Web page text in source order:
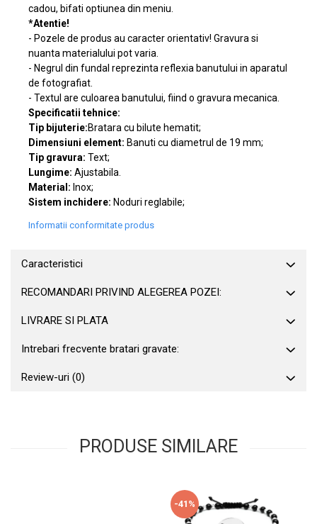
cadou, bifati optiunea din meniu.
*Atentie!
- Pozele de produs au caracter orientativ! Gravura si
nuanta materialului pot varia.
- Negrul din fundal reprezinta reflexia banutului in aparatul
de fotografiat.
- Textul are culoarea banutului, fiind o gravura mecanica.
Specificatii tehnice:
Tip bijuterie:Bratara cu bilute hematit;
Dimensiuni element: Banuti cu diametrul de 19 mm;
Tip gravura: Text;
Lungime: Ajustabila.
Material: Inox;
Sistem inchidere: Noduri reglabile;
Informatii conformitate produs
Caracteristici
RECOMANDARI PRIVIND ALEGEREA POZEI:
LIVRARE SI PLATA
Intrebari frecvente bratari gravate:
Review-uri (0)
PRODUSE SIMILARE
-41%